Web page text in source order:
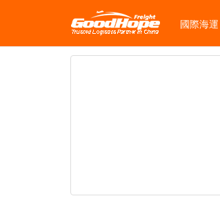
國際海運